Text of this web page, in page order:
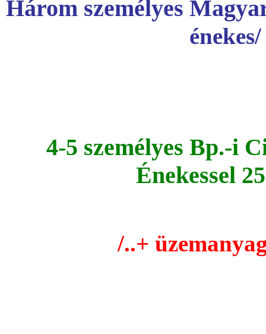
Három személyes
énekes/
4-5 személyes Bp.-i
Énekessel
/..+